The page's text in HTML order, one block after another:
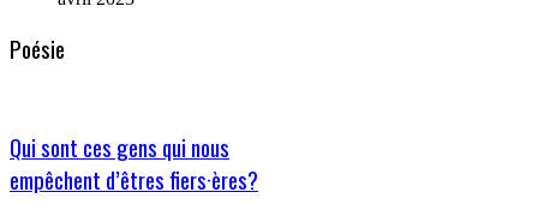
Poésie
Qui sont ces gens qui nous
empêchent d’êtres fiers·ères?